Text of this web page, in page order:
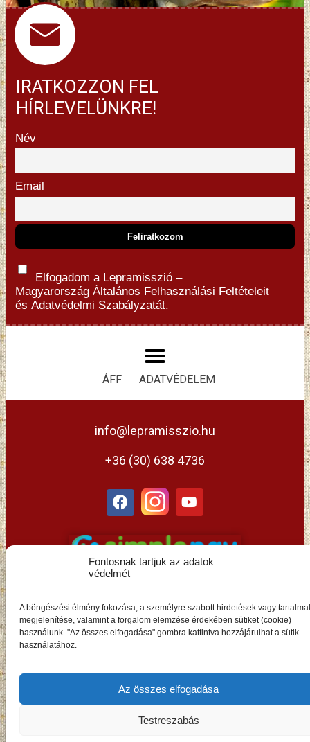
Fontosnak tartjuk az adatok
védelmét
A böngészési élmény fokozása, a személyre szabott hirdetések vagy
megjelenítése, valamint a forgalom elemzése érdekében sütiket (cookie)
használunk. "Az összes elfogadása" gombra kattintva hozzájárulhat a sütik
használatához.
Az összes elfogadása
Testreszabás
IRATKOZZON FEL
HÍRLEVELÜNKRE!
Név
Email
Elfogadom a Lepramisszió –
Magyarország Általános Felhasználási Feltételeit
és Adatvédelmi Szabályzatát.
ÁFF ADATVÉDELEM
info@lepramisszio.hu
+36 (30) 638 4736